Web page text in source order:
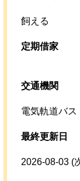
飼える
定期借家
交通機関
電気軌道バス
最終更新日
2026-08-03 (